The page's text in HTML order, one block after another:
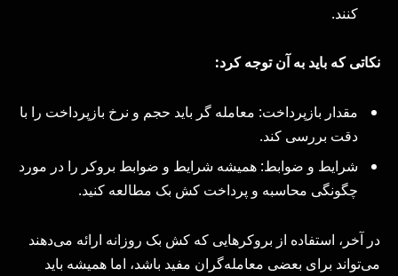
کنند.
نکاتی که باید به آن توجه کرد:
مقدار بازپرداخت: معامله‌ گر باید حجم و نرخ بازپرداخت را با
دقت بررسی کند.
شرایط و ضوابط: همیشه شرایط و ضوابط بروکر را در مورد
چگونگی محاسبه و پرداخت کش بک مطالعه کنید.
در آخر، استفاده از بروکرهایی که کش بک روزانه ارائه می‌دهند
می‌تواند برای بعضی معامله‌گران مفید باشد، اما همیشه باید